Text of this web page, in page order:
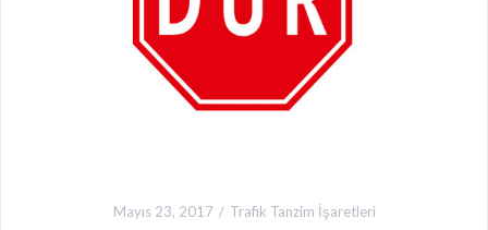
Mayıs 23, 2017 Trafik Tanzim İşaretleri